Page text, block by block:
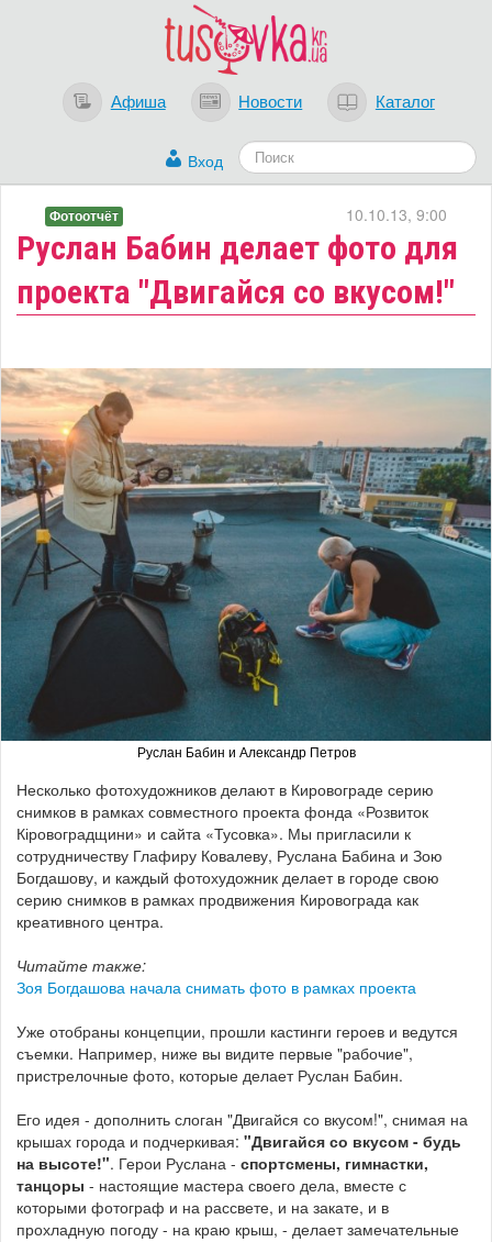
Афиша Новости Каталог
Вход
Руслан Бабин делает фото для
проекта "Двигайся со вкусом!"
10.10.13, 9:00
Фотоотчёт
Руслан Бабин и Александр Петров
Несколько фотохудожников делают в Кировограде серию
снимков в рамках совместного проекта фонда «Розвиток
Кіровоградщини» и сайта «Тусовка». Мы пригласили к
сотрудничеству Глафиру Ковалеву, Руслана Бабина и Зою
Богдашову, и каждый фотохудожник делает в городе свою
серию снимков в рамках продвижения Кировограда как
креативного центра.
Читайте также:
Зоя Богдашова начала снимать фото в рамках проекта
Уже отобраны концепции, прошли кастинги героев и ведутся
съемки. Например, ниже вы видите первые "рабочие",
пристрелочные фото, которые делает Руслан Бабин.
Его идея - дополнить слоган "Двигайся со вкусом!", снимая на
крышах города и подчеркивая: "Двигайся со вкусом - будь
на высоте!". Герои Руслана - спортсмены, гимнастки,
танцоры - настоящие мастера своего дела, вместе с
которыми фотограф и на рассвете, и на закате, и в
прохладную погоду - на краю крыш, - делает замечательные